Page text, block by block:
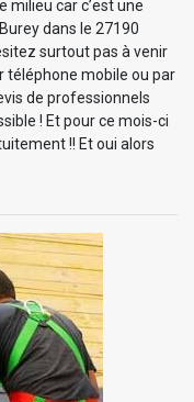
milieu car c’est une
dans le 27190
surtout pas à venir
téléphone mobile ou par
de professionnels
! Et pour ce mois-ci
!! Et oui alors